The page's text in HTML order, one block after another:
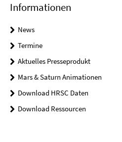
Informationen
News
Termine
Aktuelles Presseprodukt
Mars & Saturn Animationen
Download HRSC Daten
Download Ressourcen